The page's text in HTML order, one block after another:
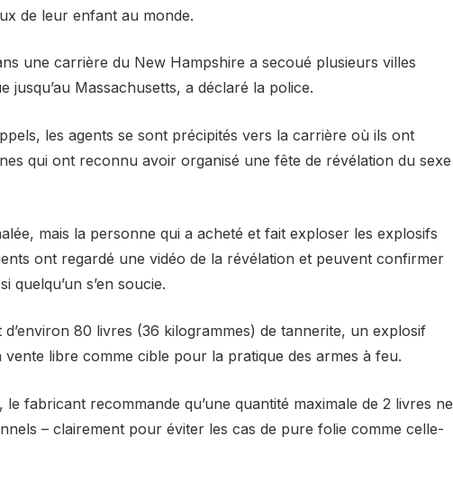
de leur enfant au monde.
une carrière du New Hampshire a secoué plusieurs villes
jusqu’au Massachusetts, a déclaré la police.
les agents se sont précipités vers la carrière où ils ont
qui ont reconnu avoir organisé une fête de révélation du sexe
mais la personne qui a acheté et fait exploser les explosifs
ont regardé une vidéo de la révélation et peuvent confirmer
quelqu’un s’en soucie.
d’environ 80 livres (36 kilogrammes) de tannerite, un explosif
vente libre comme cible pour la pratique des armes à feu.
fabricant recommande qu’une quantité maximale de 2 livres ne
– clairement pour éviter les cas de pure folie comme celle-